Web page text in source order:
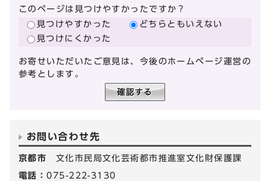
このページは見つけやすかったですか？
見つけやすかった
どちらともいえない
見つけにくかった
お寄せいただいたご意見は、今後のホームページ運営の
参考とします。
お問い合わせ先
京都市 文化市民局文化芸術都市推進室文化財保護課
電話：075-222-3130